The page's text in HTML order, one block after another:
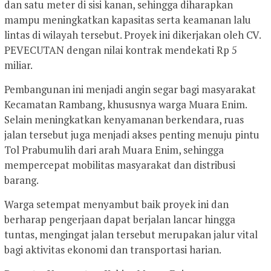
dan satu meter di sisi kanan, sehingga diharapkan
mampu meningkatkan kapasitas serta keamanan lalu
lintas di wilayah tersebut. Proyek ini dikerjakan oleh CV.
PEVECUTAN dengan nilai kontrak mendekati Rp 5
miliar.
Pembangunan ini menjadi angin segar bagi masyarakat
Kecamatan Rambang, khususnya warga Muara Enim.
Selain meningkatkan kenyamanan berkendara, ruas
jalan tersebut juga menjadi akses penting menuju pintu
Tol Prabumulih dari arah Muara Enim, sehingga
mempercepat mobilitas masyarakat dan distribusi
barang.
Warga setempat menyambut baik proyek ini dan
berharap pengerjaan dapat berjalan lancar hingga
tuntas, mengingat jalan tersebut merupakan jalur vital
bagi aktivitas ekonomi dan transportasi harian.